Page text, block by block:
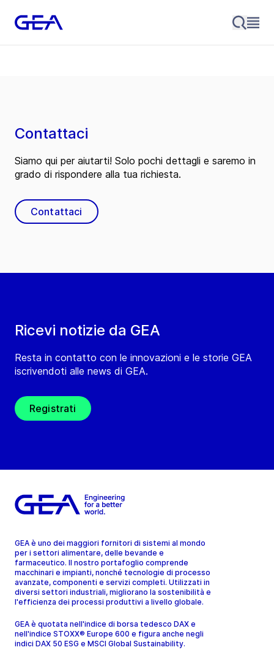
Ricevi notizie da GEA
Resta in contatto con le innovazioni e le storie GEA
iscrivendoti alle news di GEA.
Registrati
Contattaci
Siamo qui per aiutarti! Solo pochi dettagli e saremo in
grado di rispondere alla tua richiesta.
Contattaci
GEA è uno dei maggiori fornitori di sistemi al mondo
per i settori alimentare, delle bevande e
farmaceutico. Il nostro portafoglio comprende
macchinari e impianti, nonché tecnologie di processo
avanzate, componenti e servizi completi. Utilizzati in
diversi settori industriali, migliorano la sostenibilità e
l'efficienza dei processi produttivi a livello globale.
GEA è quotata nell'indice di borsa tedesco DAX e
nell'indice STOXX® Europe 600 e figura anche negli
indici DAX 50 ESG e MSCI Global Sustainability.